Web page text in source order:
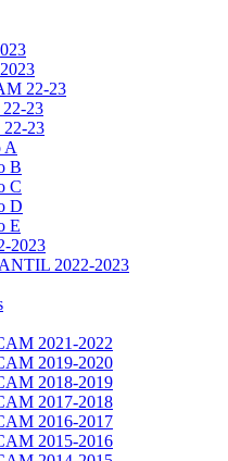
22-23
23
23
A
B
C
D
E
2023
2022-2023
2021-2022
2019-2020
2018-2019
2017-2018
2016-2017
2015-2016